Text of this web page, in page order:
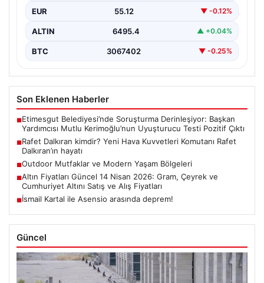
EUR 55.12 ▼ -0.12%
ALTIN 6495.4 ▲ +0.04%
BTC 3067402 ▼ -0.25%
Son Eklenen Haberler
■Etimesgut Belediyesi’nde Soruşturma Derinleşiyor: Başkan
Yardımcısı Mutlu Kerimoğlu’nun Uyuşturucu Testi Pozitif Çıktı
■Rafet Dalkıran kimdir? Yeni Hava Kuvvetleri Komutanı Rafet
Dalkıran’ın hayatı
■Outdoor Mutfaklar ve Modern Yaşam Bölgeleri
■Altın Fiyatları Güncel 14 Nisan 2026: Gram, Çeyrek ve
Cumhuriyet Altını Satış ve Alış Fiyatları
■İsmail Kartal ile Asensio arasında deprem!
Güncel